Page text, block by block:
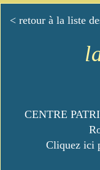
< retour à la liste
CENTRE
Cliquez ici